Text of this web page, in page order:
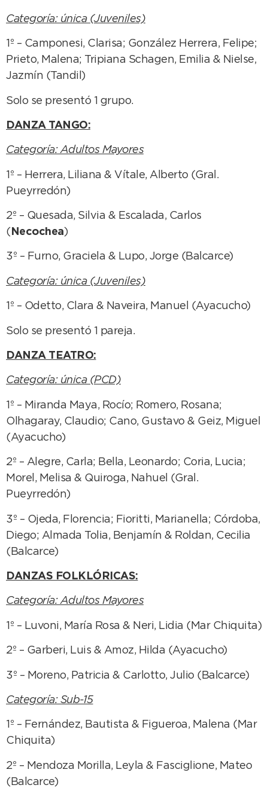
Categoría: única (Juveniles)
1º – Camponesi, Clarisa; González Herrera, Felipe;
Prieto, Malena; Tripiana Schagen, Emilia & Nielse,
Jazmín (Tandil)
Solo se presentó 1 grupo.
DANZA TANGO:
Categoría: Adultos Mayores
1º – Herrera, Liliana & Vítale, Alberto (Gral.
Pueyrredón)
2º – Quesada, Silvia & Escalada, Carlos
( Necochea)
3º – Furno, Graciela & Lupo, Jorge (Balcarce)
Categoría: única (Juveniles)
1º – Odetto, Clara & Naveira, Manuel (Ayacucho)
Solo se presentó 1 pareja.
DANZA TEATRO:
Categoría: única (PCD)
1º – Miranda Maya, Rocío; Romero, Rosana;
Olhagaray, Claudio; Cano, Gustavo & Geiz, Miguel
(Ayacucho)
2º – Alegre, Carla; Bella, Leonardo; Coria, Lucia;
Morel, Melisa & Quiroga, Nahuel (Gral.
Pueyrredón)
3º – Ojeda, Florencia; Fioritti, Marianella; Córdoba,
Diego; Almada Tolia, Benjamín & Roldan, Cecilia
(Balcarce)
DANZAS FOLKLÓRICAS:
Categoría: Adultos Mayores
1º – Luvoni, María Rosa & Neri, Lidia (Mar Chiquita)
2º – Garberi, Luis & Amoz, Hilda (Ayacucho)
3º – Moreno, Patricia & Carlotto, Julio (Balcarce)
Categoría: Sub-15
1º – Fernández, Bautista & Figueroa, Malena (Mar
Chiquita)
2º – Mendoza Morilla, Leyla & Fasciglione, Mateo
(Balcarce)